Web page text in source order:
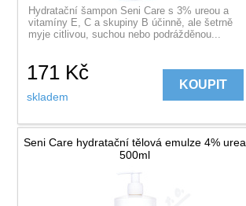
Hydratační šampon Seni Care s 3% ureou a
vitamíny E, C a skupiny B účinně, ale šetrně
myje citlivou, suchou nebo podrážděnou...
171 Kč
skladem
KOUPIT
Seni Care hydratační tělová emulze 4% urea
500ml